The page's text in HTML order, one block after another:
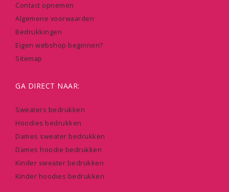
Contact opnemen
Algemene voorwaarden
Bedrukkingen
Eigen webshop beginnen?
Sitemap
GA DIRECT NAAR:
Sweaters bedrukken
Hoodies bedrukken
Dames sweater bedrukken
Dames hoodie bedrukken
Kinder sweater bedrukken
Kinder hoodies bedrukken